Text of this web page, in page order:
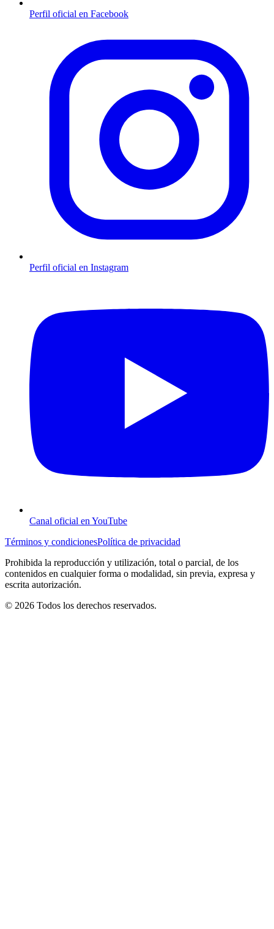
Perfil oficial en Facebook
Perfil oficial en Instagram
Canal oficial en YouTube
Términos y condicionesPolítica de privacidad
Prohibida la reproducción y utilización, total o parcial, de los
contenidos en cualquier forma o modalidad, sin previa, expresa y
escrita autorización.
© 2026 Todos los derechos reservados.